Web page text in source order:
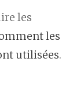
les
les
utilisées.